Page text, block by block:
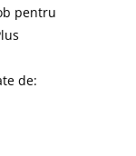
pentru
de: